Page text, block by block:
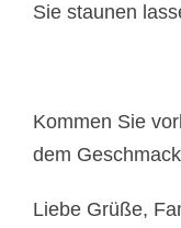
Sie staunen
Kommen Sie
dem
Liebe Grüße,